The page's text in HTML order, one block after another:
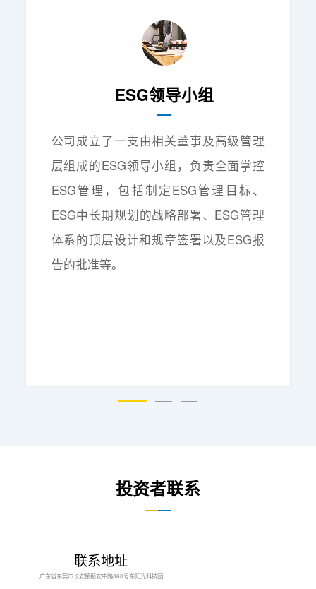
ESG领导小组
公司成立了一支由相关董事及高级管理
层组成的ESG领导小组，负责全面掌控
ESG管理，包括制定ESG管理目标、
ESG中长期规划的战略部署、ESG管理
体系的顶层设计和规章签署以及ESG报
告的批准等。
投资者联系
联系地址
广东省东莞市长安镇振安中路368号东阳光科技园